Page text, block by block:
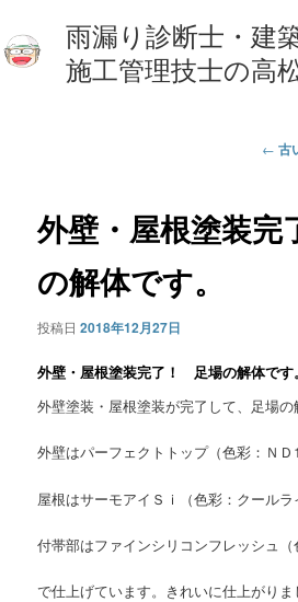
雨漏り診断士・建
施工管理技士の高
投
ビ
ゲ
← 古
外壁・屋根塗装
の解体です。
投稿日2018年12月27日
外壁・屋根塗装完了！ 足場の解体です。
外壁塗装・屋根塗装が完了して、足場の
外壁はパーフェクトトップ（色彩：ＮＤ
屋根はサーモアイＳｉ（色彩：クールラ
付帯部はファインシリコンフレッシュ（
で仕上げています。きれいに仕上がりま